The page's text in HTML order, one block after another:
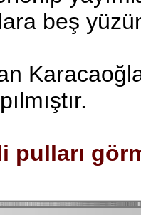
beş